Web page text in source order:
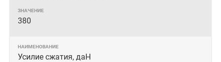
380
Усилие сжатия, даН